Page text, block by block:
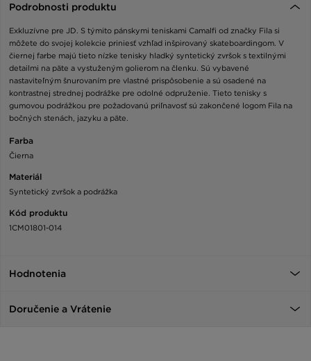
Podrobnosti produktu
Exkluzívne pre JD. S týmito pánskymi teniskami Camalfi od značky Fila si
môžete do svojej kolekcie priniesť vzhľad inšpirovaný skateboardingom. V
čiernej farbe majú tieto nízke tenisky hladký syntetický zvršok s textilnými
detailmi na päte a vystuženým golierom na členku. Sú vybavené
nastaviteľným šnurovaním pre vlastné prispôsobenie a sú osadené na
kontrastnej strednej podrážke pre odolné odpruženie. Tieto tenisky s
gumovou podrážkou pre požadovanú priľnavosť sú zakončené logom Fila na
bočných stenách, jazyku a päte.
Farba
Čierna
Materiál
Syntetický zvršok a podrážka
Kód produktu
1CM01801-014
Hodnotenia
Doručenie a Vrátenie